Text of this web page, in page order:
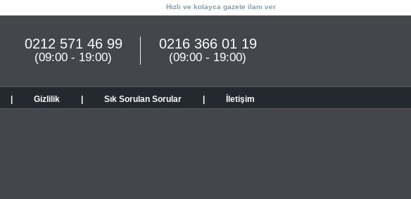
Hızlı ve kolayca gazete ilanı ver
0216 366 01 19
(09:00 - 19:00)
0212 571 46 99
(09:00 - 19:00)
Gizlilik Sık Sorulan Sorular İletişim